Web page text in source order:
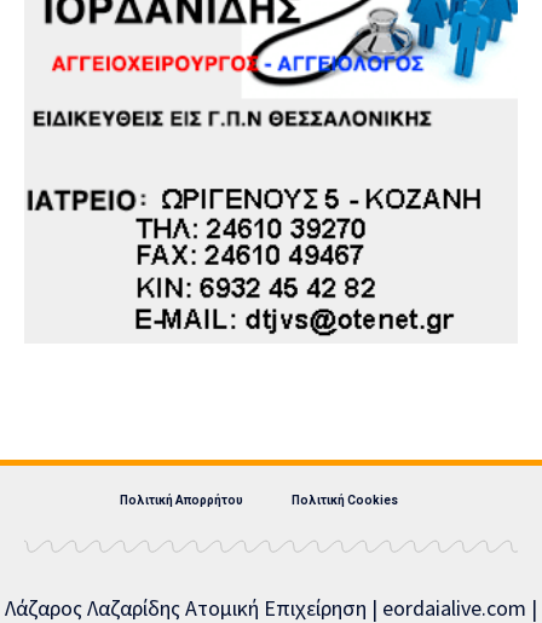
Πολιτική Απορρήτου Πολιτική Cookies
Λάζαρος Λαζαρίδης Ατομική Επιχείρηση | eordaialive.com |